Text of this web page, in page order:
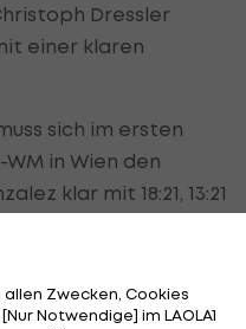
Dressler
einer klaren
sich im ersten
in Wien den
klar mit 18:21, 13:21
Entscheidung zu
Satz setzen sich
ab, Gonzalez
Zwecken, Cookies
Notwendige] im LAOLA1